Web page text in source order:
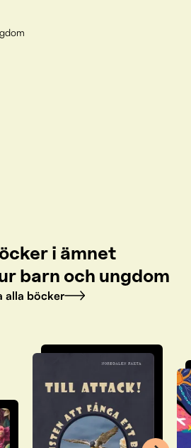
i ämnet
barn och ungdom
alla böcker